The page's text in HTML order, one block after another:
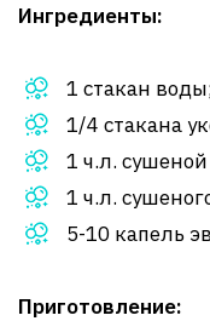
Ингредиенты:
1 стакан
1/4 стакана
1 ч.л.
1 ч.л.
5-10 капель
Приготовление: